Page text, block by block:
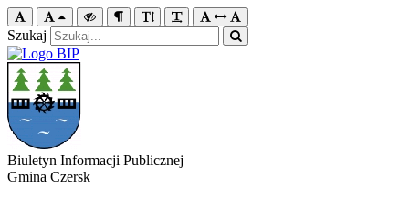
Szukaj
Biuletyn Informacji Publicznej
Gmina Czersk